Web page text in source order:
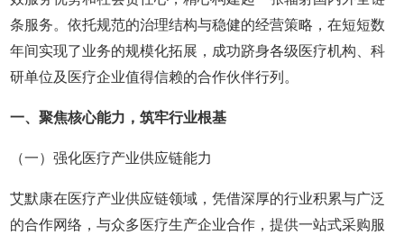
条服务。依托规范的治理结构与稳健的经营策略，在短短数
年间实现了业务的规模化拓展，成功跻身各级医疗机构、科
研单位及医疗企业值得信赖的合作伙伴行列。
一、聚焦核心能力，筑牢行业根基
（一）强化医疗产业供应链能力
艾默康在医疗产业供应链领域，凭借深厚的行业积累与广泛
的合作网络，与众多医疗生产企业合作，提供一站式采购服